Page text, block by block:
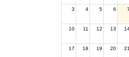
3 4 5 6 7
10 11 12 13
17 18 19 20 21